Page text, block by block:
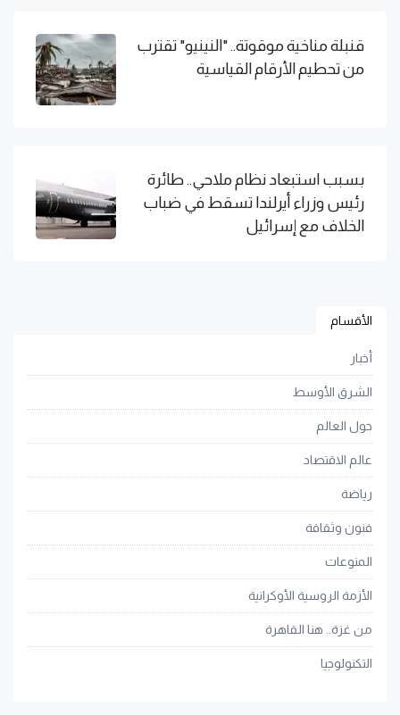
قنبلة مناخية موقوتة.. "النينيو" تقترب
من تحطيم الأرقام القياسية
بسبب استبعاد نظام ملاحي.. طائرة
رئيس وزراء أيرلندا تسقط في ضباب
الخلاف مع إسرائيل
الأقسام
أخبار
الشرق الأوسط
حول العالم
عالم الاقتصاد
رياضة
فنون وثقافة
المنوعات
الأزمة الروسية الأوكرانية
من غزة.. هنا القاهرة
التكنولوجيا